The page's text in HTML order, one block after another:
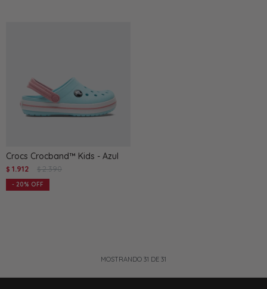
Crocs Crocband™ Kids - Azul
$ 1.912 $ 2.390
20
MOSTRANDO 31 DE 31